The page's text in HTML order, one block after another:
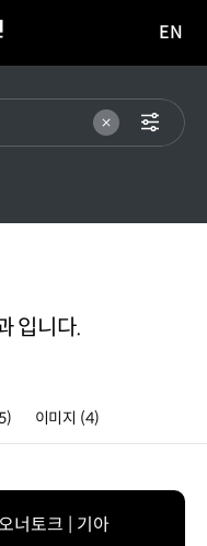
이동
EN
입니다.
이미지 (4)
너토크 | 기아